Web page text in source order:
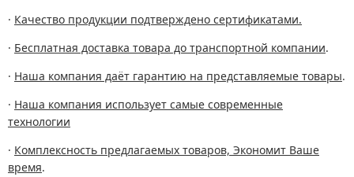
· Качество продукции подтверждено сертификатами.
· Бесплатная доставка товара до транспортной компании.
· Наша компания даёт гарантию на представляемые товары.
· Наша компания использует самые современные
технологии
· Комплексность предлагаемых товаров, Экономит Ваше
время.